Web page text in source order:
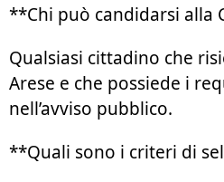
**Chi può candidarsi alla
Qualsiasi cittadino che
Arese e che possiede i
nell’avviso pubblico.
**Quali sono i criteri di